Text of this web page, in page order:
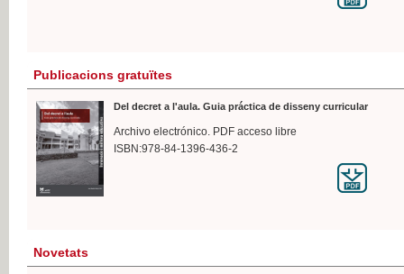
Publicacions gratuïtes
Del decret a l'aula. Guia práctica de disseny curricular
Archivo electrónico. PDF acceso libre
ISBN:978-84-1396-436-2
Novetats